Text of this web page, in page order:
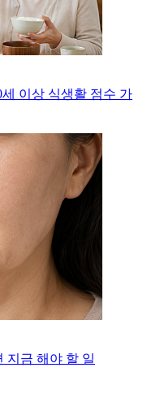
이상 식생활 점수 가
지금 해야 할 일